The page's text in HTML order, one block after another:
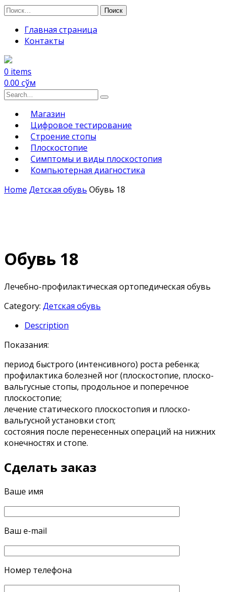
Skip
content
Найти:
Главная страница
Контакты
0 items
0.00 сўм
Search
Магазин
Цифровое тестирование
Строение стопы
Плоскостопие
Симптомы и виды плоскостопия
Компьютерная диагностика
Home Детская обувь Обувь 18
Обувь 18
Лечебно-профилактическая ортопедическая обувь
Category: Детская обувь
Description
Показания:
период быстрого (интенсивного) роста ребенка;
профилактика болезней ног (плоскостопие, плоско-
вальгусные стопы, продольное и поперечное
плоскостопие;
лечение статического плоскостопия и плоско-
вальгусной установки стоп;
состояния после перенесенных операций на нижних
конечностях и стопе.
Сделать заказ
Ваше имя
Ваш e-mail
Номер телефона